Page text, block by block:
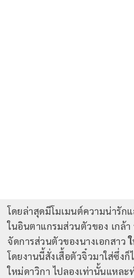
โดยล่าสุดมีโมเมนต์ความน่ารัก
ในอินตาแกรมส่วนตัวของ เกล้
จัดการส่วนตัวของนางเอกสาว
โดยงานนี้สั่งเสื้อตัวจิ๋วมาใส่ซึ่ง
ใหม่ดาวิกา ไปลองเท่านั้นแหละ